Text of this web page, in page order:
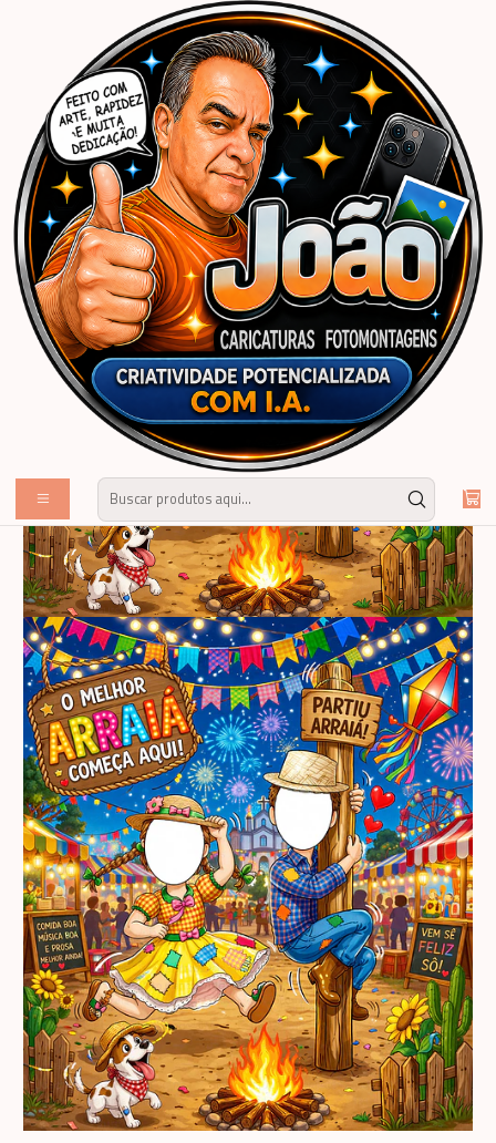
Caricaturas Personalizadas | João Caricaturas Junina
Banner "Eu Fui" Festa Junina Personalizado com Caricatura